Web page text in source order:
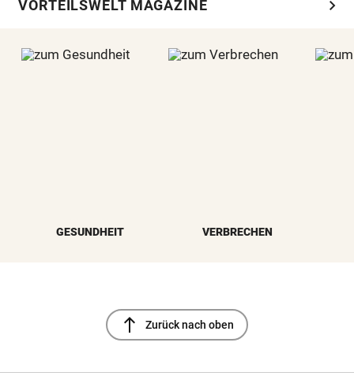
VORTEILSWELT MAGAZINE chevron_right
GESUNDHEIT VERBRECHEN
north Zurück nach oben